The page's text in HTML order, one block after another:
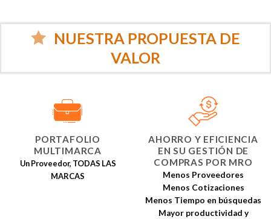
NUESTRA PROPUESTA DE
VALOR
PORTAFOLIO
MULTIMARCA
Un Proveedor, TODAS LAS
MARCAS
AHORRO Y EFICIENCIA
EN SU GESTIÓN DE
COMPRAS POR MRO
Menos Proveedores
Menos Cotizaciones
Menos Tiempo en búsquedas
Mayor productividad y